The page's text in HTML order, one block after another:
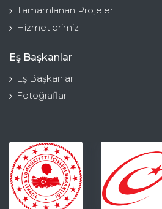
Tamamlanan Projeler
Hizmetlerimiz
Eş Başkanlar
Eş Başkanlar
Fotoğraflar